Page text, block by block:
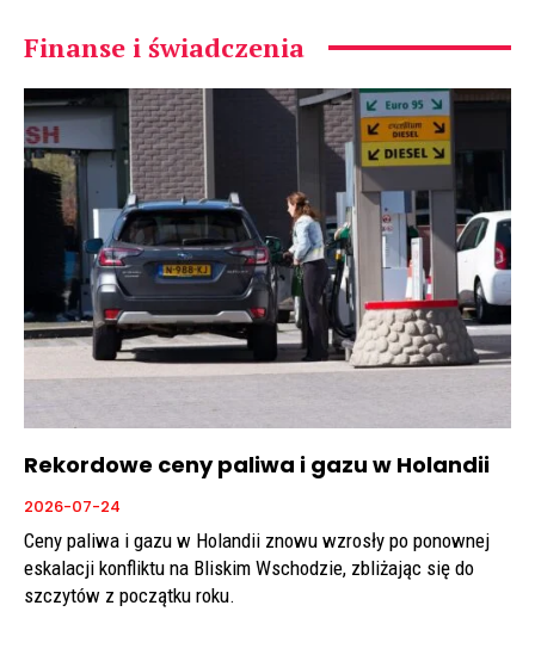
Finanse i świadczenia
Rekordowe ceny paliwa i gazu w Holandii
2026-07-24
Ceny paliwa i gazu w Holandii znowu wzrosły po ponownej
eskalacji konfliktu na Bliskim Wschodzie, zbliżając się do
szczytów z początku roku.